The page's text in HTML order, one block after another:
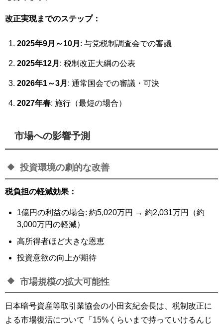
改正実現までのステップ：
2025年9月～10月 : 与党税制調査会での審議
2025年12月 : 税制改正大綱の公表
2026年1～3月 : 通常国会での審議・可決
2027年春: 施行（最短の場合）
市場への影響予測
投資環境の劇的な改善
税負担の軽減効果：
1億円の利益の場合: 約5,020万円 → 約2,031万円（約
3,000万円の軽減）
高所得者ほど大きな恩恵
投資意欲の向上が期待
市場規模の拡大可能性
日本暗号資産等取引業協会の小田玄紀会長は、税制改正に
よる市場復活について「15%くらいまで持っていけるんじ